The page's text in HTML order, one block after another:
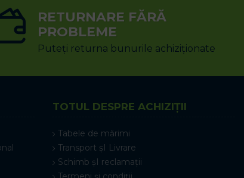
RETURNARE FĂRĂ
PROBLEME
Puteți returna bunurile achiziționate
TOTUL DESPRE ACHIZIȚII
Tabele de mărimi
Transport șI Livrare
Schimb șI reclamații